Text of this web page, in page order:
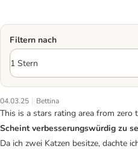
Filtern nach
04.03.25 | Bettina
This is a stars rating area from zero
Scheint verbesserungswürdig zu
Da ich zwei Katzen besitze, dachte